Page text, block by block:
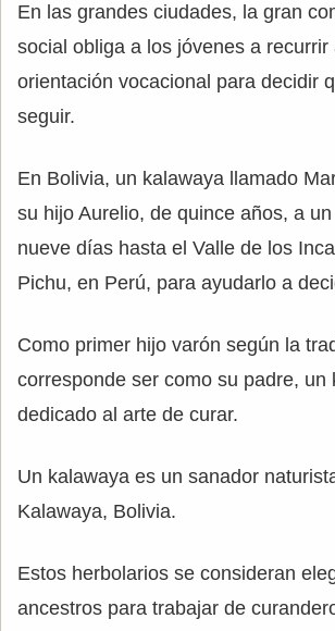
En las grandes ciudades, la gran
social obliga a los jóvenes a recurrir
orientación vocacional para decidir
seguir.
En Bolivia, un kalawaya llamado
su hijo Aurelio, de quince años, a
nueve días hasta el Valle de los
Pichu, en Perú, para ayudarlo a
Como primer hijo varón según la
corresponde ser como su padre, un
dedicado al arte de curar.
Un kalawaya es un sanador
Kalawaya, Bolivia.
Estos herbolarios se consideran
ancestros para trabajar de